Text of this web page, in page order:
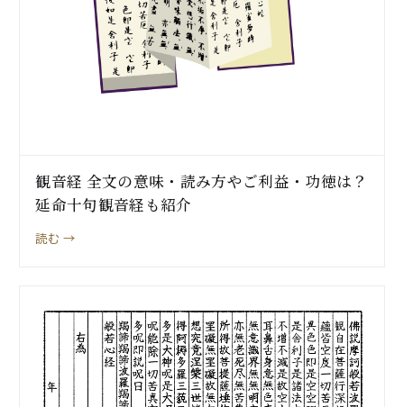
観音経 全文の意味・読み方やご利益・功徳は？
延命十句観音経も紹介
読む →